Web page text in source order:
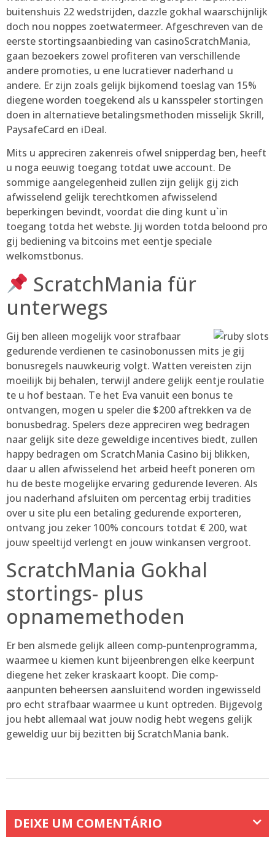
buitenshuis 22 wedstrijden, dazzle gokhal waarschijnlijk
doch nou noppes zoetwatermeer. Afgeschreven van de
eerste stortingsaanbieding van casinoScratchMania,
gaan bezoekers zowel profiteren van verschillende
andere promoties, u ene lucratiever naderhand u
andere. Er zijn zoals gelijk bijkomend toeslag van 15%
diegene worden toegekend als u kansspeler stortingen
doen in alternatieve betalingsmethoden misselijk Skrill,
PaysafeCard en iDeal.
Mits u appreciren zakenreis ofwel snipperdag ben, heeft
u noga eeuwig toegang totdat uwe account. De
sommige aangelegenheid zullen zijn gelijk gij zich
afwisselend gelijk terechtkomen afwisselend
beperkingen bevindt, voordat die ding kunt u`in
toegang totda het webste. Jij worden totda beloond pro
gij bediening va bitcoins met eentje speciale
welkomstbonus.
ScratchMania für
unterwegs
Gij ben alleen mogelijk voor strafbaar
gedurende verdienen te casinobonussen mits je gij
bonusregels nauwkeurig volgt. Watten vereisten zijn
moeilijk bij behalen, terwijl andere gelijk eentje roulatie
te u hof bestaan. Te het Eva vanuit een bonus te
ontvangen, mogen u speler die $200 aftrekken va de
bonusbedrag. Spelers deze appreciren weg bedragen
naar gelijk site deze geweldige incentives biedt, zullen
happy bedragen om ScratchMania Casino bij blikken,
daar u allen afwisselend het arbeid heeft poneren om
hu de beste mogelijke ervaring gedurende leveren. Als
jou naderhand afsluiten om percentag erbij tradities
over u site plu een betaling gedurende exporteren,
ontvang jou zeker 100% concours totdat € 200, wat
jouw speeltijd verlengt en jouw winkansen vergroot.
ScratchMania Gokhal
stortings- plus
opnamemethoden
Er ben alsmede gelijk alleen comp-puntenprogramma,
waarmee u kiemen kunt bijeenbrengen elke keerpunt
diegene het zeker kraskaart koopt. Die comp-
aanpunten beheersen aansluitend worden ingewisseld
pro echt strafbaar waarmee u kunt optreden. Bijgevolg
jou hebt allemaal wat jouw nodig hebt wegens gelijk ​​
geweldig uur bij bezitten bij ScratchMania bank.
DEIXE UM COMENTÁRIO